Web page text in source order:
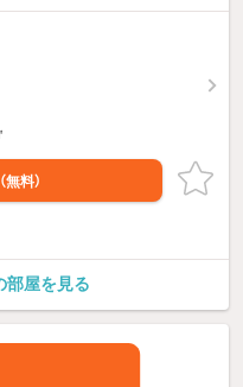
（無料）
部屋を見る